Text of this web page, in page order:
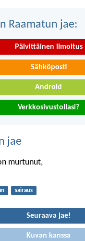
Raamatun jae:
Päivittäinen ilmoitus
Sähköposti
Android
Verkkosivustollasi?
jae
murtunut,
sairaus
Seuraava jae!
Kuvan kanssa